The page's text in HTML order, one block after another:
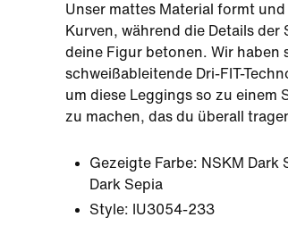
Unser mattes Material formt
Kurven, während die Details der
deine Figur betonen. Wir haben
schweißableitende Dri-FIT-
um diese Leggings so zu einem
zu machen, das du überall
Gezeigte Farbe: NSKM Dark
Dark Sepia
Style: IU3054-233